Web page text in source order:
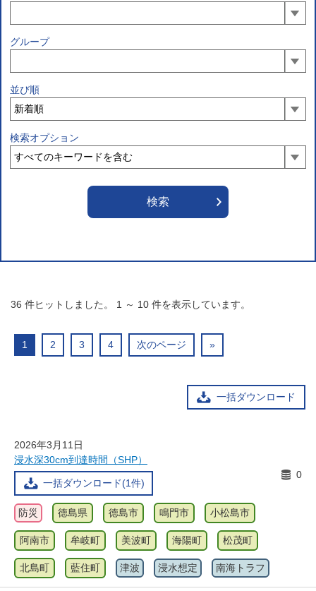
グループ
並び順
検索オプション
36 件ヒットしました。 1 ～ 10 件を表示しています。
1 2 3 4 次のページ »
一括ダウンロード
2026年3月11日
浸水深30cm到達時間（SHP）
一括ダウンロード(1件)
0
防災 徳島県 徳島市 鳴門市 小松島市
阿南市 牟岐町 美波町 海陽町 松茂町
北島町 藍住町 津波 浸水想定 南海トラフ